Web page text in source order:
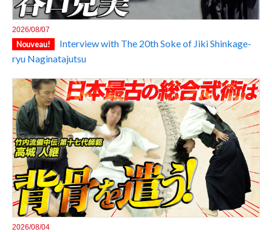
2026/08/07
Nouveau!
Interview with The 20th Soke of Jiki Shinkage-
ryu Naginatajutsu
2026/08/04